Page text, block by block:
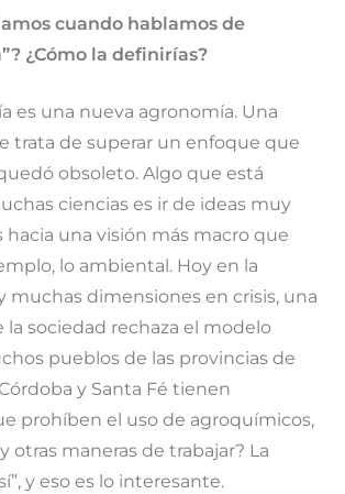
cuando hablamos de
¿Cómo la definirías?
es una nueva agronomía. Una
trata de superar un enfoque que
obsoleto. Algo que está
ciencias es ir de ideas muy
hacia una visión más macro que
lo ambiental. Hoy en la
muchas dimensiones en crisis, una
la sociedad rechaza el modelo
pueblos de las provincias de
y Santa Fé tienen
prohíben el uso de agroquímicos,
otras maneras de trabajar? La
y eso es lo interesante.